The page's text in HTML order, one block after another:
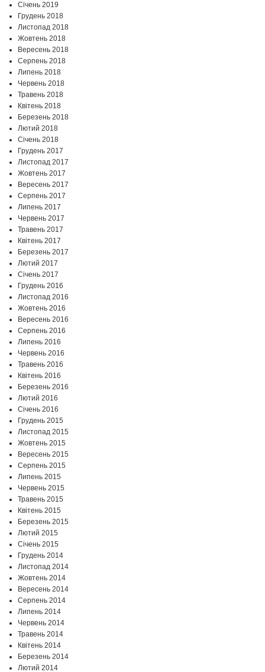
Січень 2019
Грудень 2018
Листопад 2018
Жовтень 2018
Вересень 2018
Серпень 2018
Липень 2018
Червень 2018
Травень 2018
Квітень 2018
Березень 2018
Лютий 2018
Січень 2018
Грудень 2017
Листопад 2017
Жовтень 2017
Вересень 2017
Серпень 2017
Липень 2017
Червень 2017
Травень 2017
Квітень 2017
Березень 2017
Лютий 2017
Січень 2017
Грудень 2016
Листопад 2016
Жовтень 2016
Вересень 2016
Серпень 2016
Липень 2016
Червень 2016
Травень 2016
Квітень 2016
Березень 2016
Лютий 2016
Січень 2016
Грудень 2015
Листопад 2015
Жовтень 2015
Вересень 2015
Серпень 2015
Липень 2015
Червень 2015
Травень 2015
Квітень 2015
Березень 2015
Лютий 2015
Січень 2015
Грудень 2014
Листопад 2014
Жовтень 2014
Вересень 2014
Серпень 2014
Липень 2014
Червень 2014
Травень 2014
Квітень 2014
Березень 2014
Лютий 2014